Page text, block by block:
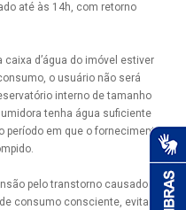
até às 14h, com retorno
d’água do imóvel estiver
o usuário não será
interno de tamanho
tenha água suficiente
período em que o fornecimento
pelo transtorno causado e
consumo consciente, evitando